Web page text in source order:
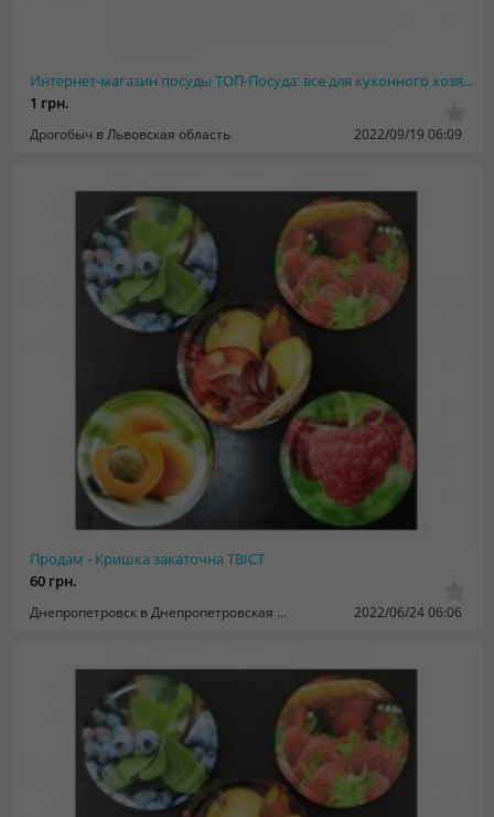
Интернет-мaгaзин посуды ТОП-Посуда: все для кухонного хозяйства
1 грн.
Дрогобыч в Львовская область 2022/09/19 06:09
Продам - Кришка закаточна ТВІСТ
60 грн.
Днепропетровск в Днепропетровская область 2022/06/24 06:06